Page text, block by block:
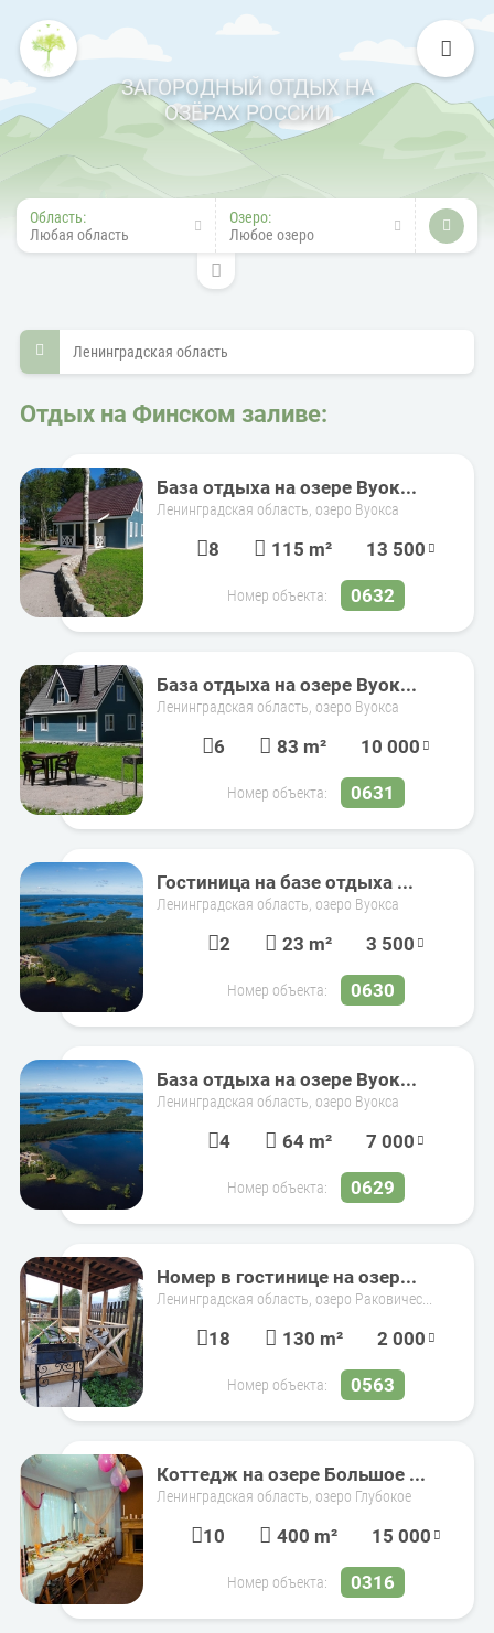
ЗАГОРОДНЫЙ ОТДЫХ НА
ОЗЁРАХ РОССИИ
Область:
Любая область
Озеро:
Любое озеро
Ленинградская область
Отдых на Финском заливе:
База отдыха на озере Вуок...
Ленинградская область, озеро Вуокса
8 115 m² 13 500
Номер объекта: 0632
База отдыха на озере Вуок...
Ленинградская область, озеро Вуокса
6 83 m² 10 000
Номер объекта: 0631
Гостиница на базе отдыха ...
Ленинградская область, озеро Вуокса
2 23 m² 3 500
Номер объекта: 0630
База отдыха на озере Вуок...
Ленинградская область, озеро Вуокса
4 64 m² 7 000
Номер объекта: 0629
Номер в гостинице на озер...
Ленинградская область, озеро Раковичес...
18 130 m² 2 000
Номер объекта: 0563
Коттедж на озере Большое ...
Ленинградская область, озеро Глубокое
10 400 m² 15 000
Номер объекта: 0316